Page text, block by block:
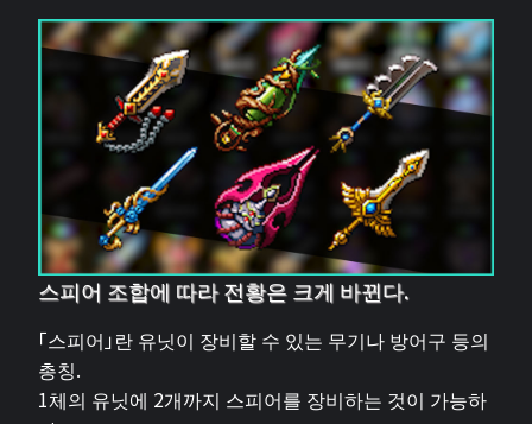
스피어 조합에 따라 전황은 크게 바뀐다.
「스피어」란 유닛이 장비할 수 있는 무기나 방어구 등의
총칭.
1체의 유닛에 2개까지 스피어를 장비하는 것이 가능하